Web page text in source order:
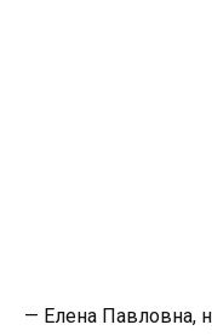
— Елена Павловна,